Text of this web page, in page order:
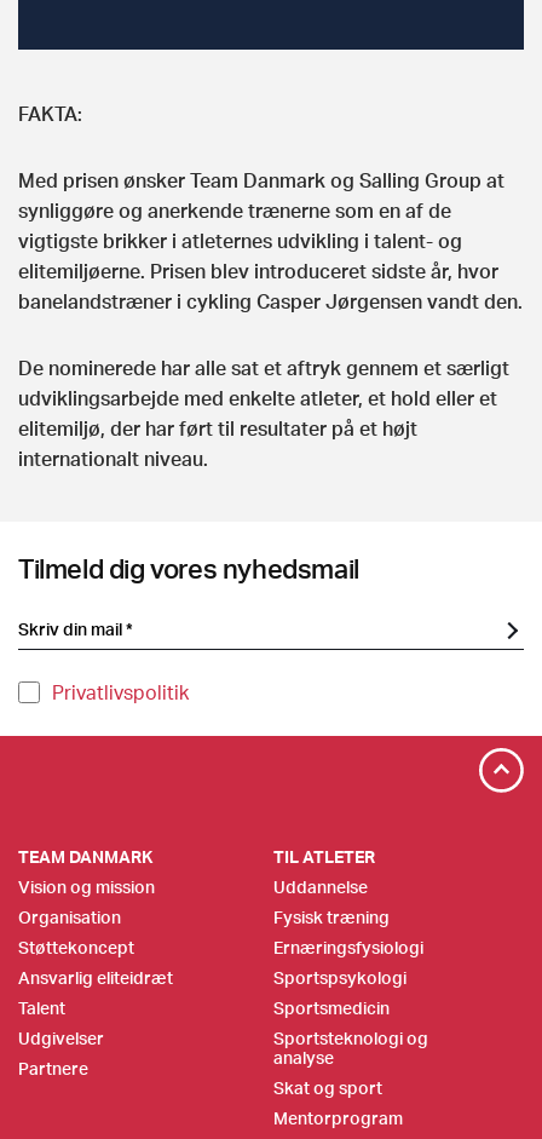
FAKTA:
Med prisen ønsker Team Danmark og Salling Group at
synliggøre og anerkende trænerne som en af de
vigtigste brikker i atleternes udvikling i talent- og
elitemiljøerne. Prisen blev introduceret sidste år, hvor
banelandstræner i cykling Casper Jørgensen vandt den.
De nominerede har alle sat et aftryk gennem et særligt
udviklingsarbejde med enkelte atleter, et hold eller et
elitemiljø, der har ført til resultater på et højt
internationalt niveau.
Tilmeld dig vores nyhedsmail
Privatlivspolitik
TEAM DANMARK
Vision og mission
Organisation
Støttekoncept
Ansvarlig eliteidræt
Talent
Udgivelser
Partnere
TIL ATLETER
Uddannelse
Fysisk træning
Ernæringsfysiologi
Sportspsykologi
Sportsmedicin
Sportsteknologi og
analyse
Skat og sport
Mentorprogram